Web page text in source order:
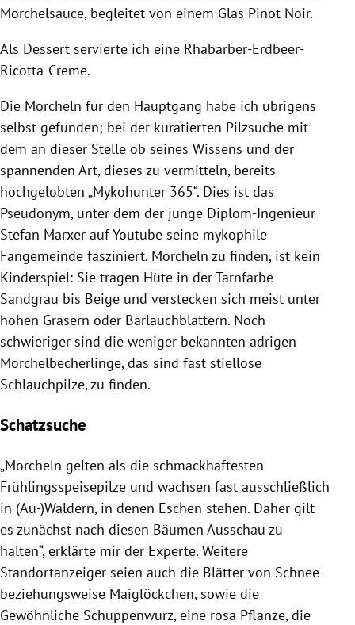
Morchelsauce, begleitet von einem Glas Pinot Noir.
Als Dessert servierte ich eine Rhabarber-Erdbeer-
Ricotta-Creme.
Die Morcheln für den Hauptgang habe ich übrigens
selbst gefunden; bei der kuratierten Pilzsuche mit
dem an dieser Stelle ob seines Wissens und der
spannenden Art, dieses zu vermitteln, bereits
hochgelobten „Mykohunter 365“. Dies ist das
Pseudonym, unter dem der junge Diplom-Ingenieur
Stefan Marxer auf Youtube seine mykophile
Fangemeinde fasziniert. Morcheln zu finden, ist kein
Kinderspiel: Sie tragen Hüte in der Tarnfarbe
Sandgrau bis Beige und verstecken sich meist unter
hohen Gräsern oder Bärlauchblättern. Noch
schwieriger sind die weniger bekannten adrigen
Morchelbecherlinge, das sind fast stiellose
Schlauchpilze, zu finden.
Schatzsuche
„Morcheln gelten als die schmackhaftesten
Frühlingsspeisepilze und wachsen fast ausschließlich
in (Au-)Wäldern, in denen Eschen stehen. Daher gilt
es zunächst nach diesen Bäumen Ausschau zu
halten“, erklärte mir der Experte. Weitere
Standortanzeiger seien auch die Blätter von Schnee-
beziehungsweise Maiglöckchen, sowie die
Gewöhnliche Schuppenwurz, eine rosa Pflanze, die